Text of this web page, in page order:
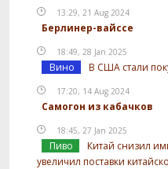
13:29, 21 Aug 2024
Берлинер-вайссе
18:49, 28 Jan 2025
Вино В США стали
17:20, 14 Aug 2024
Самогон из кабачков
18:45, 27 Jan 2025
Пиво
Китай снизил
увеличил поставки